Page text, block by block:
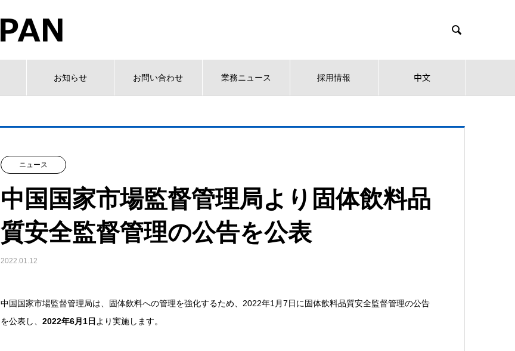

お知らせ お問い合わせ 業務ニュース 採用情報 中文
ニュース
中国国家市場監督管理局より固体飲料品
質安全監督管理の公告を公表
2022.01.12
中国国家市場監督管理局は、固体飲料への管理を強化するため、2022年1月7日に固体飲料品質安全監督管理の公告
を公表し、 2022年6月1日 より実施します。